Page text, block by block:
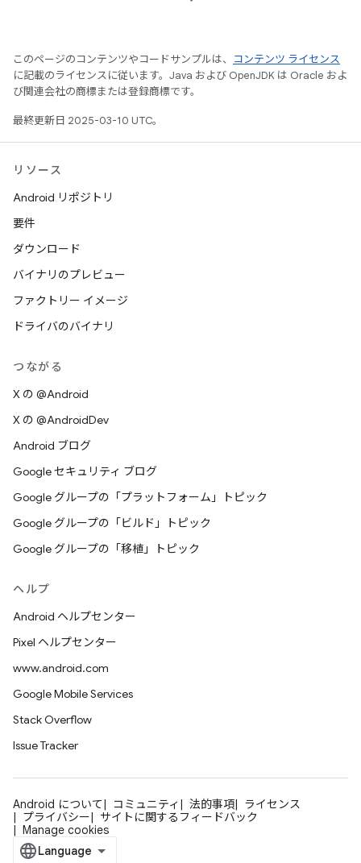
このページのコンテンツやコードサンプルは、
コンテンツ ライセンス
に記載のライセンスに従います。Java および OpenJDK は Oracle およ
び関連会社の商標または登録商標です。
最終更新日 2025-03-10 UTC。
リソース
Android リポジトリ
要件
ダウンロード
バイナリのプレビュー
ファクトリー イメージ
ドライバのバイナリ
つながる
X の @Android
X の @AndroidDev
Android ブログ
Google セキュリティ ブログ
Google グループの「プラットフォーム」トピック
Google グループの「ビルド」トピック
Google グループの「移植」トピック
ヘルプ
Android ヘルプセンター
Pixel ヘルプセンター
www.android.com
Google Mobile Services
Stack Overflow
Issue Tracker
Android について コミュニティ 法的事項
ライセンス
プライバシー
サイトに関するフィードバック
Manage cookies